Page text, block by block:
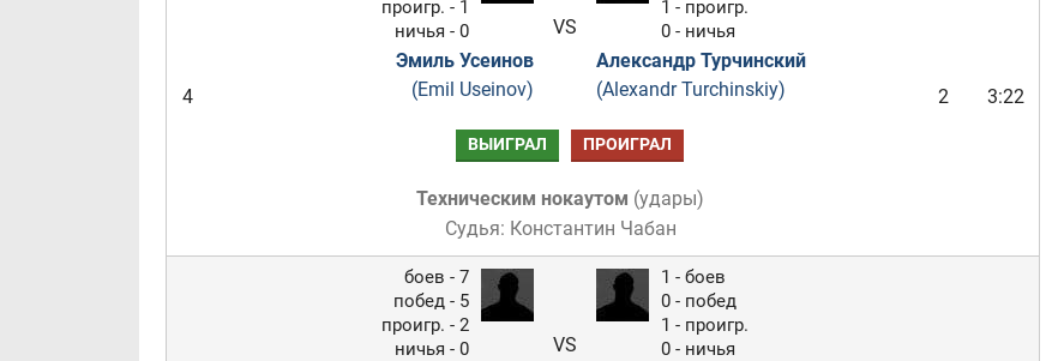
4
проигр. - 1
ничья - 0
Эмиль Усеинов
(Emil Useinov)
VS
1 - проигр.
0 - ничья
Александр Турчинский
(Alexandr Turchinskiy)
2 3:22
ВЫИГРАЛ ПРОИГРАЛ
Техническим нокаутом (удары)
Судья: Константин Чабан
боев - 7
побед - 5
проигр. - 2
ничья - 0
VS
1 - боев
0 - побед
1 - проигр.
0 - ничья